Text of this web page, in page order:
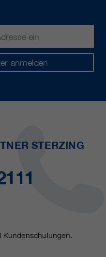
anmelden
STERZING
Kundenschulungen.